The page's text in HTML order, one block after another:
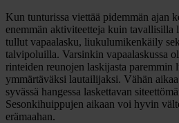
Kun tunturissa viettää pidemmän ajan
enemmän aktiviteetteja kuin tavallisilla
tullut vapaalasku, liukulumikenkäily
talvipoluilla. Varsinkin vapaalaskussa
rinteiden reunojen laskijasta paremmin
ymmärtäväksi lautailijaksi. Vähän
syvässä hangessa laskettavan
Sesonkihuippujen aikaan voi hyvin
erämaahan.